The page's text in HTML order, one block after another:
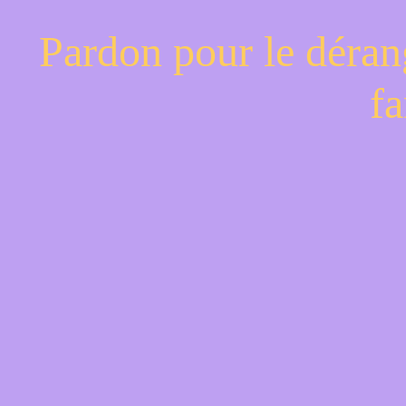
Pardon pour le